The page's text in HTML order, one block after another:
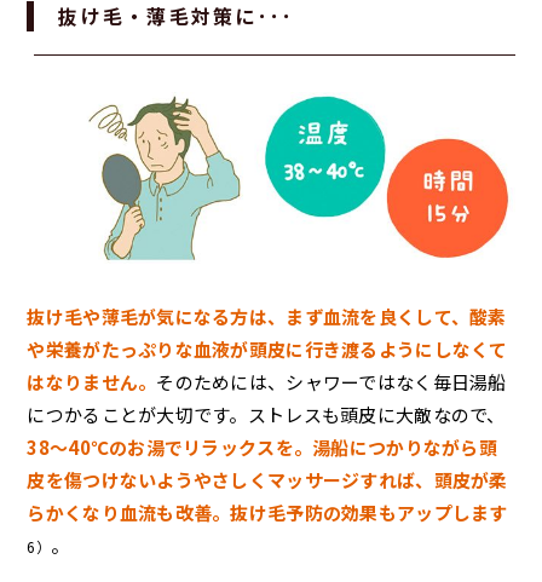
抜け毛・薄毛対策に･･･
抜け毛や薄毛が気になる方は、まず血流を良くして、酸素
や栄養がたっぷりな血液が頭皮に行き渡るようにしなくて
はなりません。 そのためには、シャワーではなく毎日湯船
につかることが大切です。ストレスも頭皮に大敵なので、
38〜40℃のお湯でリラックスを。湯船につかりながら頭
皮を傷つけないようやさしくマッサージすれば、頭皮が柔
らかくなり血流も改善。抜け毛予防の効果もアップします
6） 。